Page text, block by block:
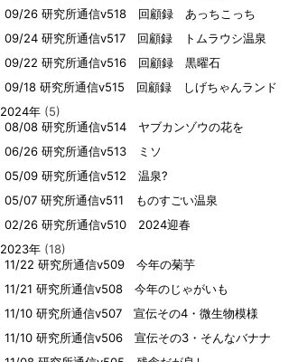
09/26 研究所通信v518 回顧録 あっちこっち
09/24 研究所通信v517 回顧録 トムラウシ温泉
09/22 研究所通信v516 回顧録 黒曜石
09/18 研究所通信v515 回顧録 しげちゃんランド
2024年(5)
08/08 研究所通信v514 ヤブカンゾウの花を
06/26 研究所通信v513 ミソ
05/09 研究所通信v512 温泉?
05/07 研究所通信v511 ものすごい温泉
02/26 研究所通信v510 2024迎春
2023年(18)
11/22 研究所通信v509 今年の菊芋
11/21 研究所通信v508 今年のじゃがいも
11/10 研究所通信v507 宣伝その4・微生物模様
11/10 研究所通信v506 宣伝その3・そんなバナナ